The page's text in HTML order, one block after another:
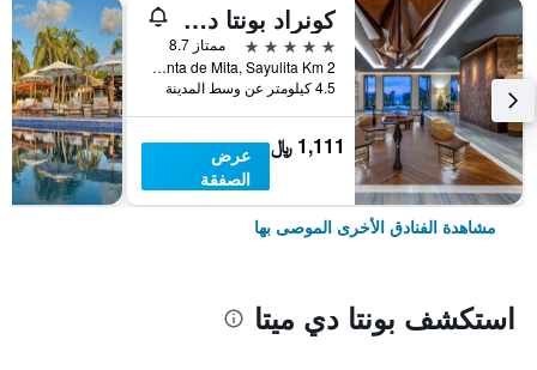
كونراد بونتا دي ميتا
5 نجوم
ممتاز 8.7
Carretera Punta de Mita, Sayulita Km 2, بونتا دي ميتا, ولاية ناياريت, المكسيك
4.5 كيلومتر عن وسط المدينة
1,111 ﷼
عرض
الصفقة
مشاهدة الفنادق الأخرى الموصى بها
استكشف بونتا دي ميتا